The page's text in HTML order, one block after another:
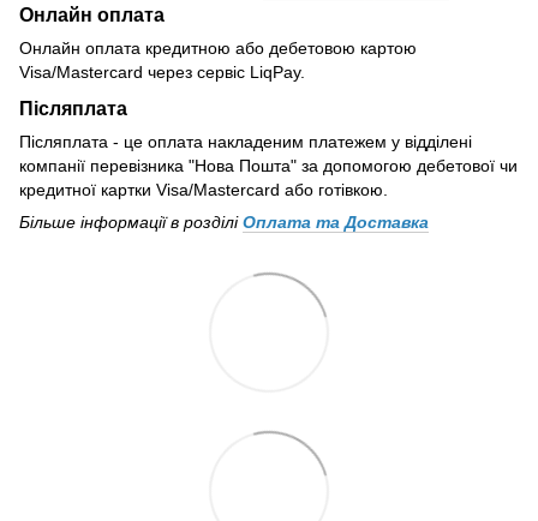
Онлайн оплата
Онлайн оплата кредитною або дебетовою картою
Visa/Mastercard через сервіс LiqPay.
Післяплата
Післяплата - це оплата накладеним платежем у відділені
компанії перевізника "Нова Пошта" за допомогою дебетової чи
кредитної картки Visa/Mastercard або готівкою.
Більше інформації в розділіОплата та Доставка